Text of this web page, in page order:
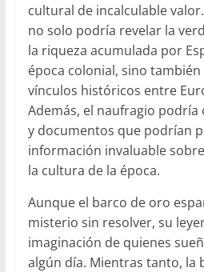
cultural de incalculable
no solo podría revelar la
la riqueza acumulada por
época colonial, sino
vínculos históricos entre
Además, el naufragio
y documentos que podrían
información invaluable
la cultura de la época.
Aunque el barco de oro
misterio sin resolver, su
imaginación de quienes
algún día. Mientras tanto, la